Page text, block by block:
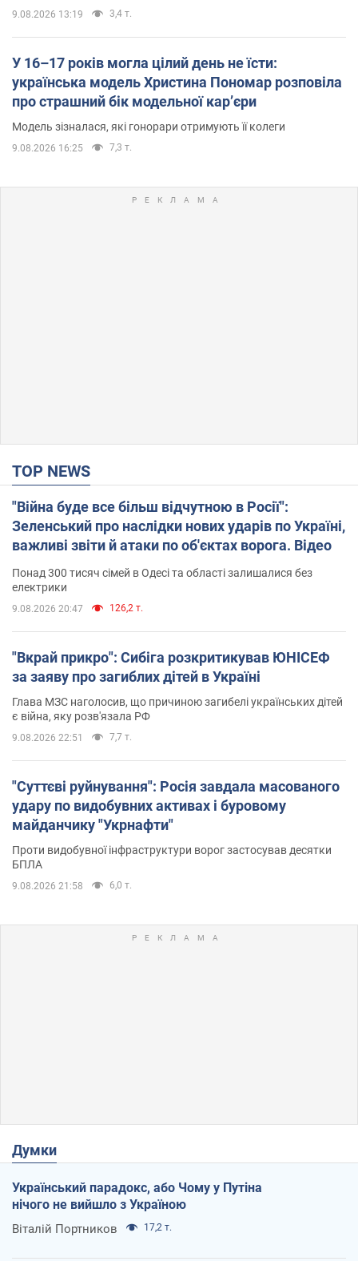
9.08.2026 13:19 3,4 т.
У 16–17 років могла цілий день не їсти:
українська модель Христина Пономар розповіла
про страшний бік модельної кар’єри
Модель зізналася, які гонорари отримують її колеги
9.08.2026 16:25 7,3 т.
TOP NEWS
"Війна буде все більш відчутною в Росії":
Зеленський про наслідки нових ударів по Україні,
важливі звіти й атаки по об'єктах ворога. Відео
Понад 300 тисяч сімей в Одесі та області залишалися без
електрики
9.08.2026 20:47 126,2 т.
"Вкрай прикро": Сибіга розкритикував ЮНІСЕФ
за заяву про загиблих дітей в Україні
Глава МЗС наголосив, що причиною загибелі українських дітей
є війна, яку розв'язала РФ
9.08.2026 22:51 7,7 т.
"Суттєві руйнування": Росія завдала масованого
удару по видобувних активах і буровому
майданчику "Укрнафти"
Проти видобувної інфраструктури ворог застосував десятки
БПЛА
9.08.2026 21:58 6,0 т.
Думки
Український парадокс, або Чому у Путіна
нічого не вийшло з Україною
Віталій Портников 17,2 т.